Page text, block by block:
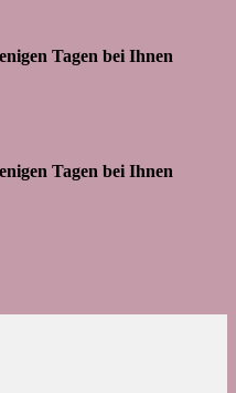
Tagen bei Ihnen
Tagen bei Ihnen